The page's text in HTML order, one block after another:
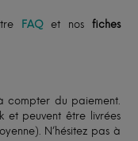
FAQet nos fiches
compter du paiement.
et peuvent être livrées
N’hésitez pas à